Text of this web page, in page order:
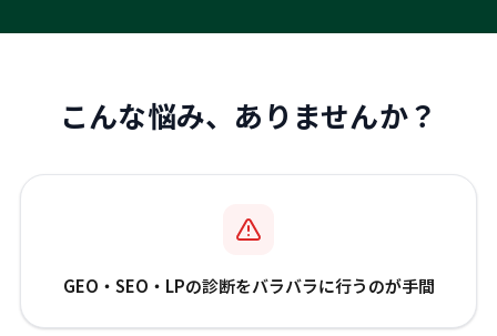
こんな悩み、ありませんか？
GEO・SEO・LPの診断をバラバラに行うのが手間